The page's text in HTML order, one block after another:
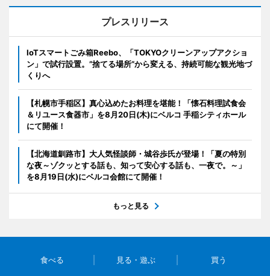
プレスリリース
IoTスマートごみ箱Reebo、「TOKYOクリーンアップアクショ
ン」で試行設置。”捨てる場所”から変える、持続可能な観光地づ
くりへ
【札幌市手稲区】真心込めたお料理を堪能！「懐石料理試食会
＆リユース食器市」を8月20日(木)にベルコ 手稲シティホール
にて開催！
【北海道釧路市】大人気怪談師・城谷歩氏が登場！「夏の特別
な夜～ゾクッとする話も、知って安心する話も、一夜で。～」
を8月19日(水)にベルコ会館にて開催！
もっと見る
食べる 見る・遊ぶ 買う